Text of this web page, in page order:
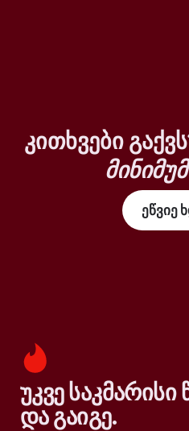
კითხვები
მინიმუმ
ეწვიე
უკვე საკმარისი
და გაიგე.